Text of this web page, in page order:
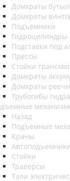
Домкраты
Домкраты
Подъемники
Гидроцилиндры
Подставки под
Прессы
Стойки
Домкраты
Домкраты
Трубогибы
Назад
Подъемные
Краны
Автоподъемники
Стойки
Траверсы
Тали